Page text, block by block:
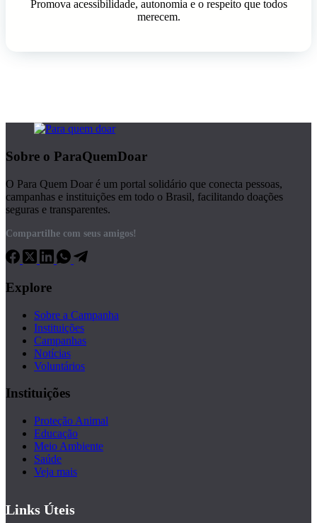
Promova acessibilidade, autonomia e o respeito que todos
merecem.
Sobre o ParaQuemDoar
O Para Quem Doar é um portal solidário que conecta pessoas,
campanhas e instituições em todo o Brasil, facilitando doações
seguras e transparentes.
Compartilhe com seus amigos!
Explore
Sobre a Campanha
Instituições
Campanhas
Notícias
Voluntários
Instituições
Proteção Animal
Educação
Meio Ambiente
Saúde
Veja mais
Links Úteis